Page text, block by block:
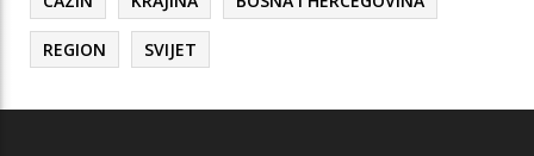
REGION SVIJET